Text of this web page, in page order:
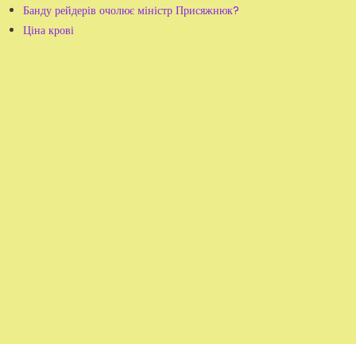
Банду рейдерів очолює міністр Присяжнюк?
Ціна крові